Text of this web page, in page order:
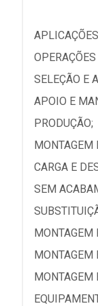
SELEÇÃO E
APOIO E
PRODUÇÃO;
MONTAGEM
CARGA E
SEM
MONTAGEM
MONTAGEM
MONTAGEM